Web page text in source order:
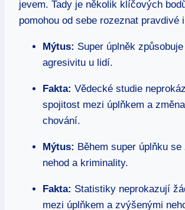
jevem. Tady je několik klíčových
pomohou od sebe rozeznat pravdivé
Mýtus: Super úplněk
agresivitu u lidí.
Fakta: Vědecké studie
spojitost mezi úplňkem a
chování.
Mýtus: Během super úplňku
nehod a kriminality.
Fakta: Statistiky neprokazují
mezi úplňkem a zvýšenými